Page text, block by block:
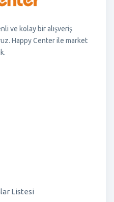
ve kolay bir alışveriş
Happy Center ile market
Listesi